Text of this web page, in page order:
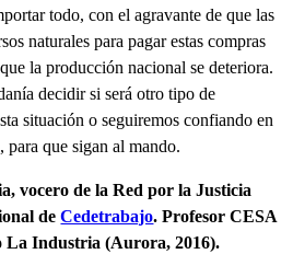
todo, con el agravante de que las
naturales para pagar estas compras
la producción nacional se deteriora.
decidir si será otro tipo de
situación o seguiremos confiando en
para que sigan al mando.
vocero de la Red por la Justicia
deCedetrabajo. Profesor CESA
Industria (Aurora, 2016).